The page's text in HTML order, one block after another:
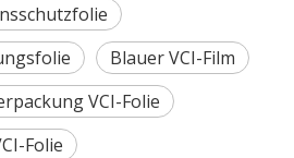
Blauer VCI-Film
VCI-Folie
Folie